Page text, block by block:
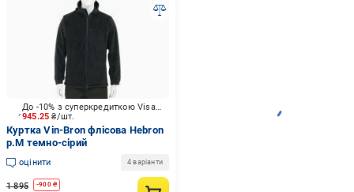
945.25₴/шт.
До -10% з суперкредиткою Visa Вигода
Куртка Vin-Bron флісова Hebron
р.M темно-сірий
оцінити 4 варіанти
1 895 -900₴